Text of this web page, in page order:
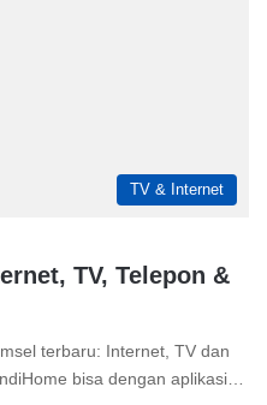
TV & Internet
TV, Telepon &
terbaru: Internet, TV dan
bisa dengan aplikasi…